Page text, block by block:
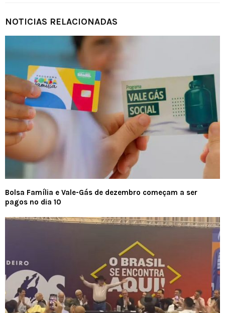
NOTICIAS RELACIONADAS
Bolsa Família e Vale-Gás de dezembro começam a ser
pagos no dia 10